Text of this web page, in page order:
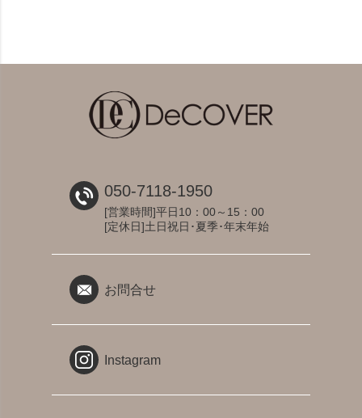
050-7118-1950
[営業時間]平日10：00～15：00
[定休日]土日祝日･夏季･年末年始
お問合せ
Instagram